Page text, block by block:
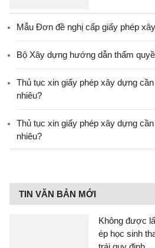
Mẫu Đơn đề nghị cấp giấy phép
Bộ Xây dựng hướng dẫn thẩm
Thủ tục xin giấy phép xây dựng
nhiêu?
Thủ tục xin giấy phép xây dựng
nhiêu?
TIN VĂN BẢN MỚI
Không được
ép học sinh